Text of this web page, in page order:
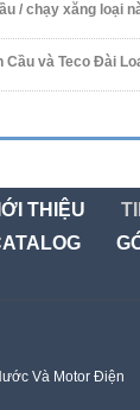
/ chạy xăng loại
Cầu và Teco Đài
THIỆU
Và Motor Điện